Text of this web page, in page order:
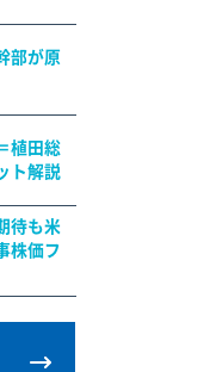
部が原
植田総
ト解説
待も米
株価フ